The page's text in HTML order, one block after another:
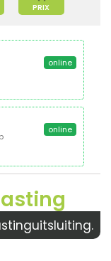
PRIX
online
online